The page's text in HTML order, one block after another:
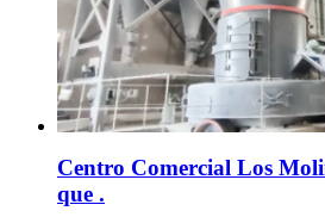
Centro Comercial Los
que .